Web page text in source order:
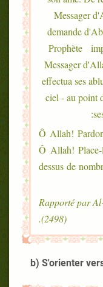
Messager
demande
Prophète
Messager
effectua ses
ciel - au point
« Ô Allah!
Ô Allah!
dessus de
Rapporté par
(2498).
b) S'orienter